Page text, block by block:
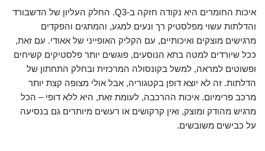
איכות החומרים היא נקודה חזקה ב-Q3. החלק העליון של הדשבורד
והדלתות עשוי מפלסטיק רך ונעים למגע, והמתגים והפקדים
מרגישים מוצקים ואיכותיים, עם הקליק האופייני של אאודי. עם זאת,
ככל שיורדים למטה בתא הנוסעים, פוגשים יותר פלסטיקים קשיחים
ופשוטים למראה, למשל בקונסולה המרכזית ובחלק התחתון של
הדלתות. זה לא יוצא דופן בקטגוריה, אבל אולי מצופה קצת יותר
מרכב פרימיום. איכות ההרכבה, לעומת זאת, היא ללא דופי – הכל
מרגיש מהודק ומוצק, ואין קרקושים או רעשים מיותרים גם בנסיעה
על כבישים משובשים.